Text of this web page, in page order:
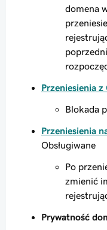
domena
Przeniesienia z
Blokada
Przeniesienia
Obsługiwane
Po
zmienić
Prywatność